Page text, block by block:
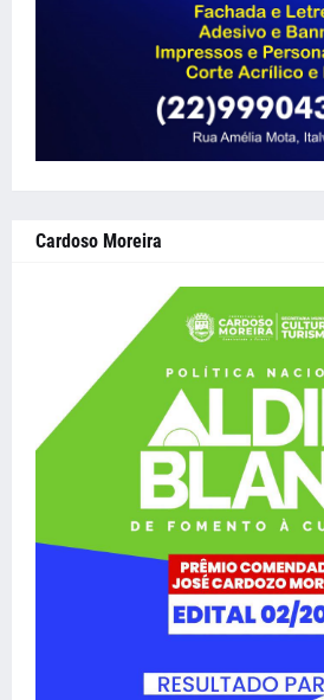
Cardoso Moreira